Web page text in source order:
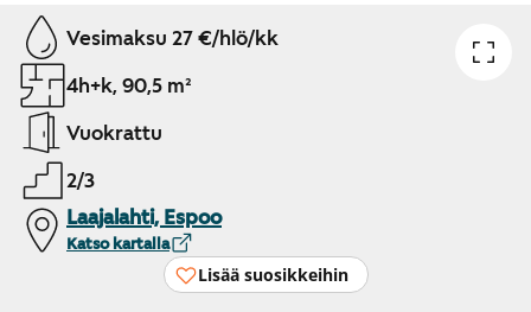
Näytetään dia 1 / 1
Vesimaksu 27 €/hlö/kk
4h+k, 90,5 m²
Vuokrattu
2/3
Laajalahti, Espoo
Katso kartalla
Lisää suosikkeihin